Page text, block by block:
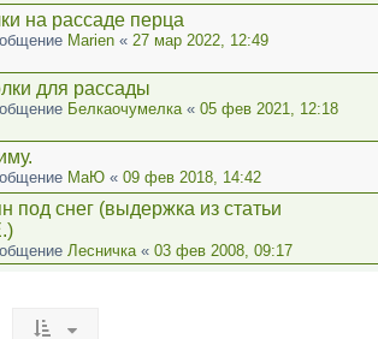
на рассаде перца
Marien « 27 мар 2022, 12:49
для рассады
Белкаочумелка « 05 фев 2021, 12:18
МаЮ « 09 фев 2018, 14:42
под снег (выдержка из статьи
Лесничка « 03 фев 2008, 09:17